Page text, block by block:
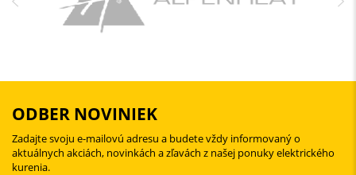
ODBER NOVINIEK
Zadajte svoju e-mailovú adresu a budete vždy informovaný o
aktuálnych akciách, novinkách a zľavách z našej ponuky elektrického
kurenia.